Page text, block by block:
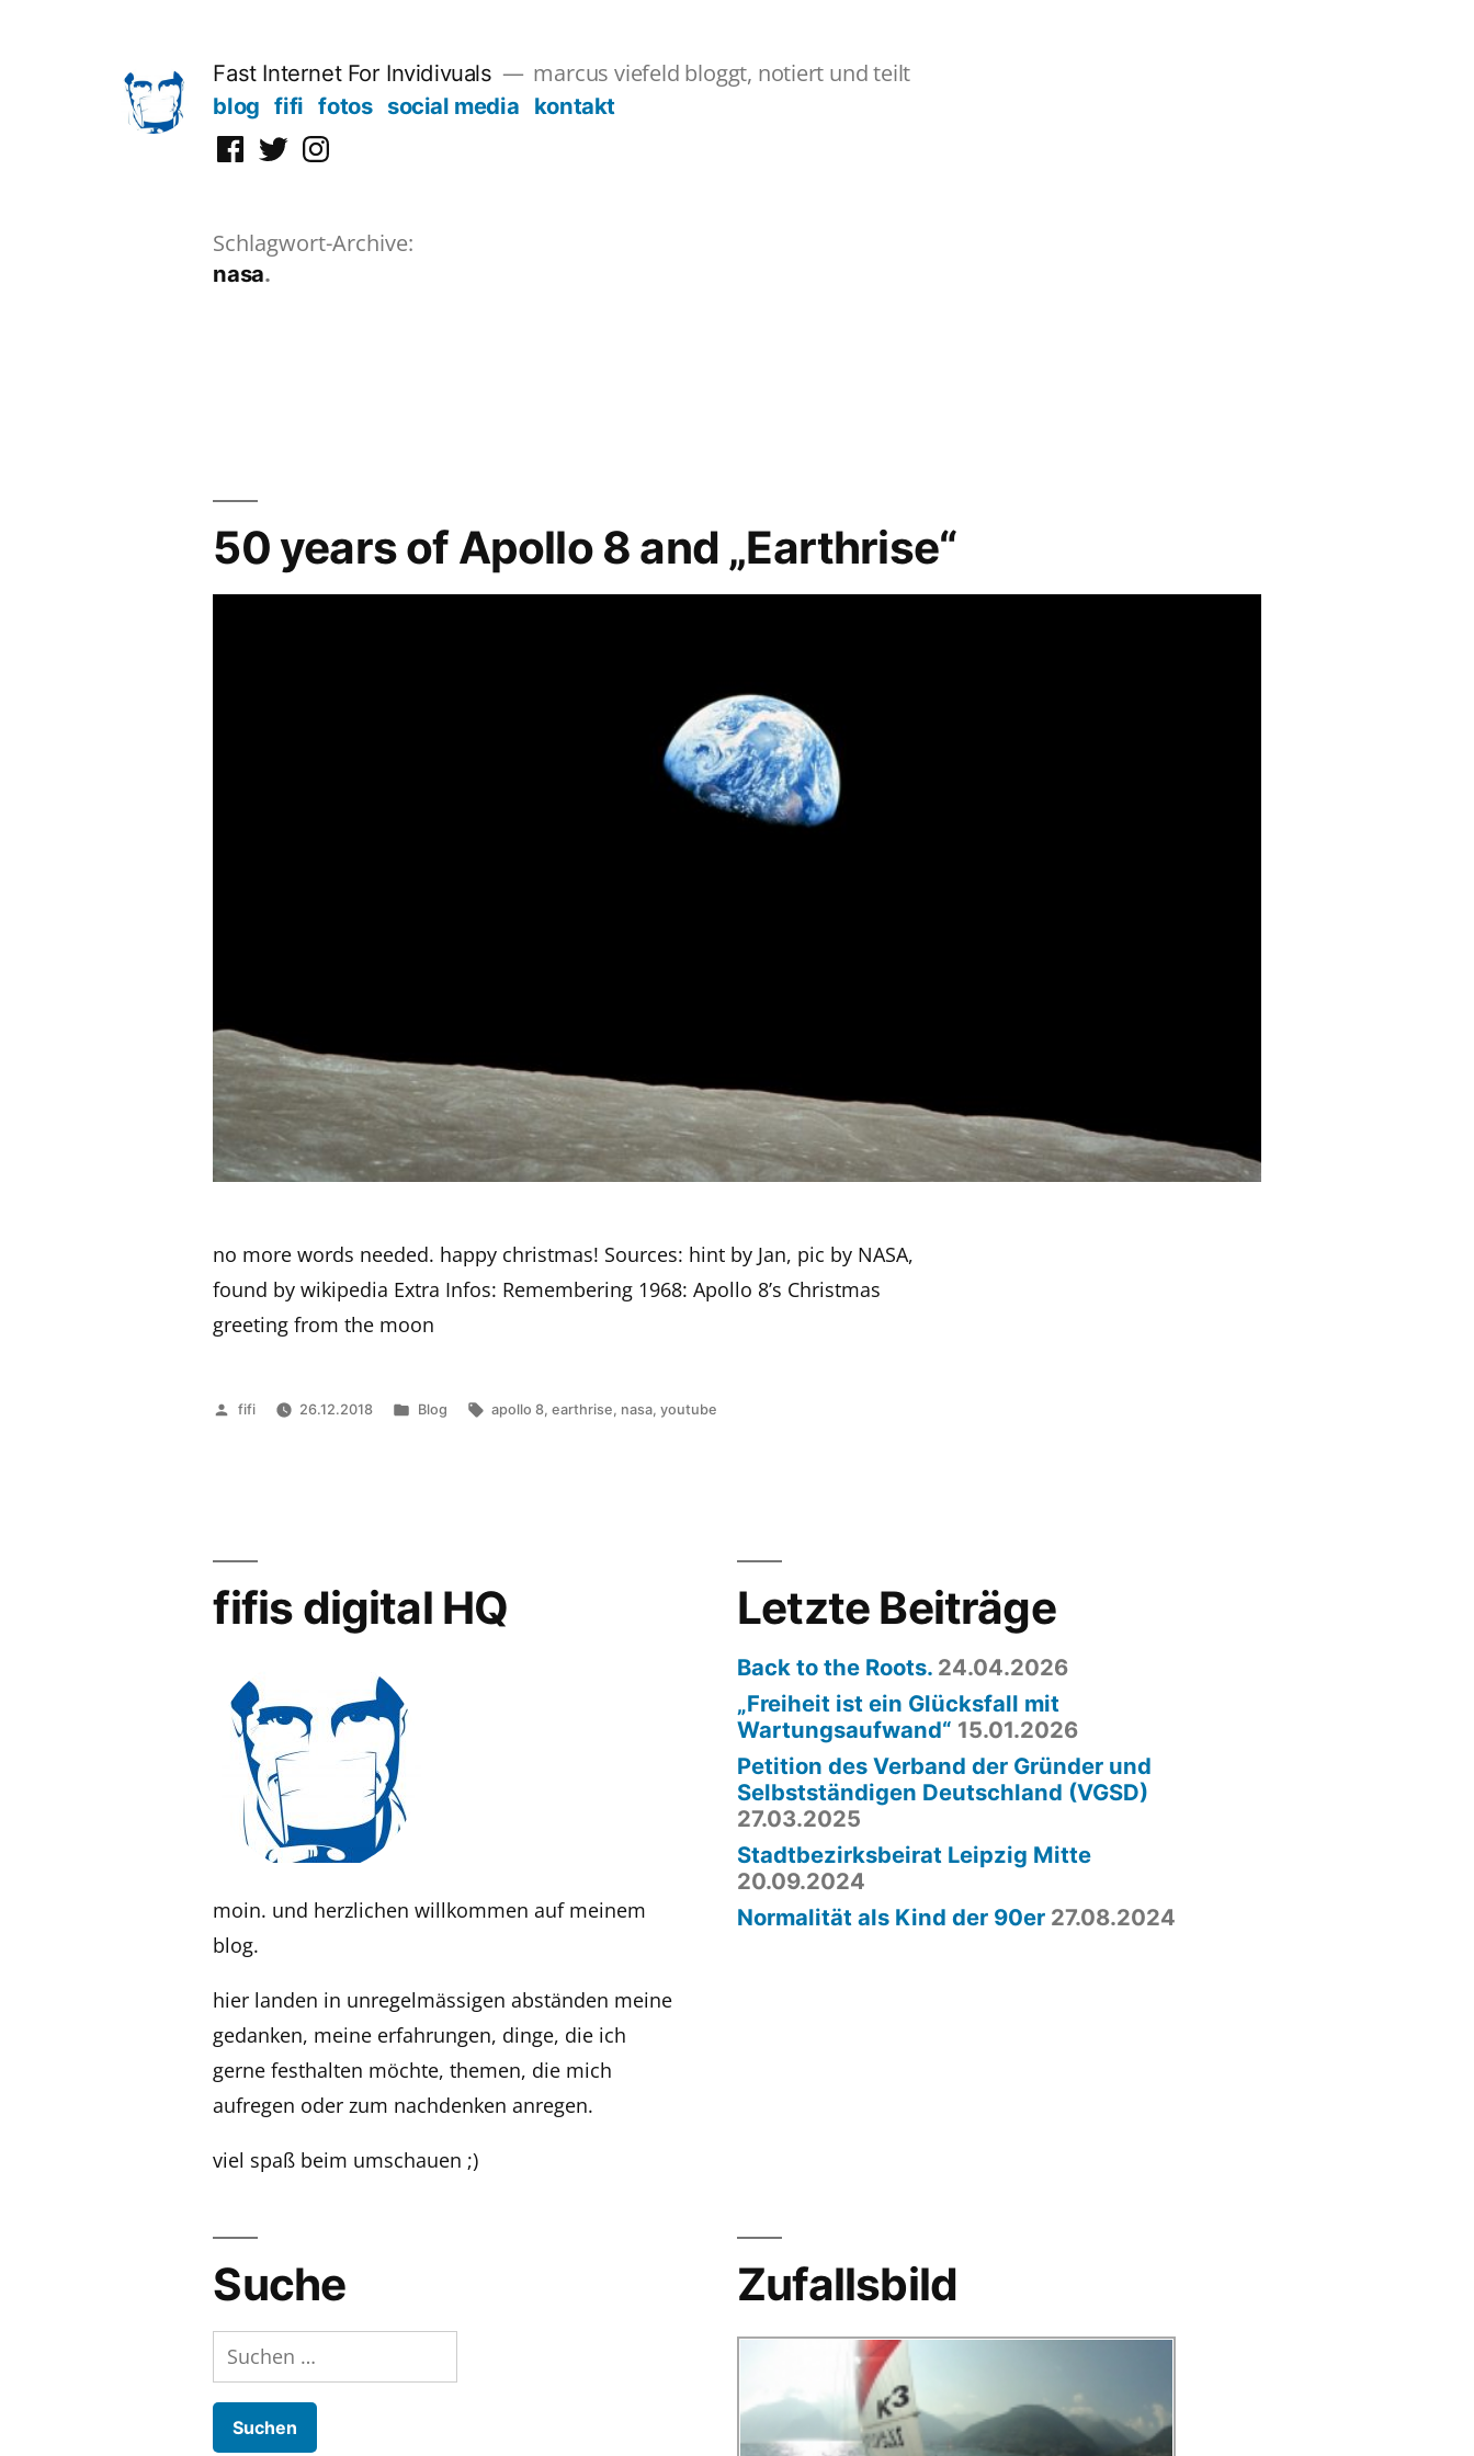
Fast Internet For Invidivuals marcus viefeld bloggt, notiert und teilt
blog fifi fotos social media kontakt
FacebookTwitterInstagram
Schlagwort-Archive:
nasa
50 years of Apollo 8 and „Earthrise“
no more words needed. happy christmas! Sources: hint by Jan, pic by NASA,
found by wikipedia Extra Infos: Remembering 1968: Apollo 8’s Christmas
greeting from the moon
Veröffentlicht
fifi 26.12.2018
Veröffentlicht
Blog Schlagwörter:
apollo 8, earthrise, nasa, youtube
fifis digital HQ
moin. und herzlichen willkommen auf meinem
blog.
hier landen in unregelmässigen abständen meine
gedanken, meine erfahrungen, dinge, die ich
gerne festhalten möchte, themen, die mich
aufregen oder zum nachdenken anregen.
viel spaß beim umschauen ;)
Letzte Beiträge
Back to the Roots. 24.04.2026
„Freiheit ist ein Glücksfall mit
Wartungsaufwand“ 15.01.2026
Petition des Verband der Gründer und
Selbstständigen Deutschland (VGSD)
27.03.2025
Stadtbezirksbeirat Leipzig Mitte
20.09.2024
Normalität als Kind der 90er 27.08.2024
Suche
Suchen
nach:
Zufallsbild